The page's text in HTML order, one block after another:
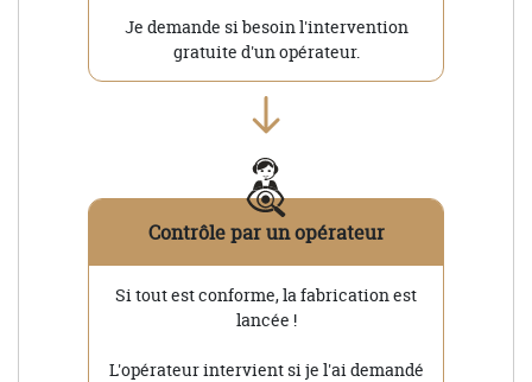
Je demande si besoin l'intervention
gratuite d'un opérateur.
Contrôle par un opérateur
Si tout est conforme, la fabrication est
lancée !
L'opérateur intervient si je l'ai demandé